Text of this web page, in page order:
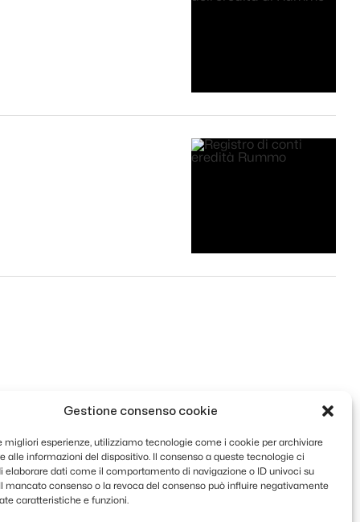
Gestione consenso cookie
migliori esperienze, utilizziamo tecnologie come i cookie per archiviare
alle informazioni del dispositivo. Il consenso a queste tecnologie ci
elaborare dati come il comportamento di navigazione o ID univoci su
mancato consenso o la revoca del consenso può influire negativamente
caratteristiche e funzioni.